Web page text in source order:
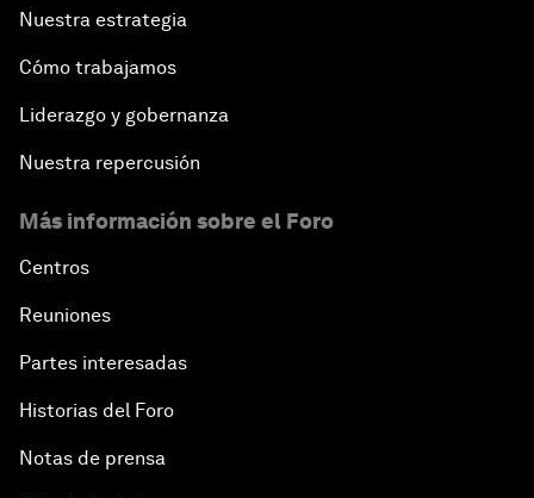
Nuestra estrategia
Cómo trabajamos
Liderazgo y gobernanza
Nuestra repercusión
Más información sobre el Foro
Centros
Reuniones
Partes interesadas
Historias del Foro
Notas de prensa